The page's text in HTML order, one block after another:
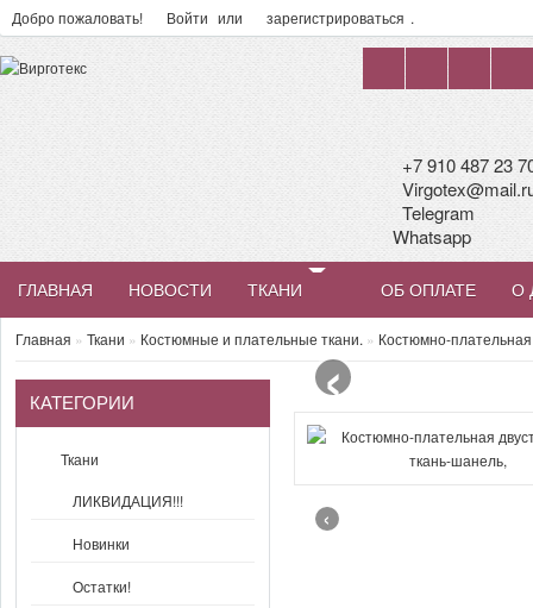
Добро пожаловать! Войти или зарегистрироваться .
+7 910 487 23
Telegram
Whatsapp
ГЛАВНАЯ НОВОСТИ ТКАНИ ОБ ОПЛАТЕ О
Главная » Ткани » Костюмные и плательные ткани. » Костюмно-
КАТЕГОРИИ
Ткани
ЛИКВИДАЦИЯ!!!
Новинки
Остатки!
‹
‹